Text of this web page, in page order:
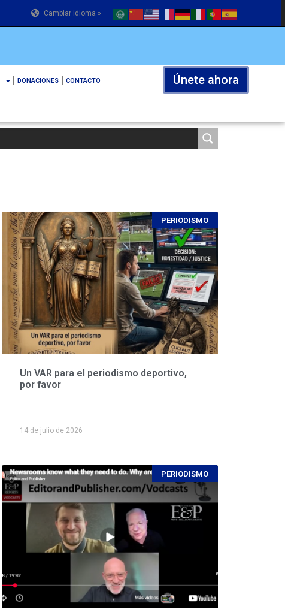
Cambiar idioma »
DONACIONES CONTACTO Únete ahora
PERIODISMO
Un VAR para el periodismo deportivo,
por favor
14 de julio de 2026
PERIODISMO